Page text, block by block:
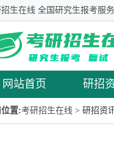
生在线 全国研究生报考服
网站首页 研招
置:考研招生在线 > 研招资